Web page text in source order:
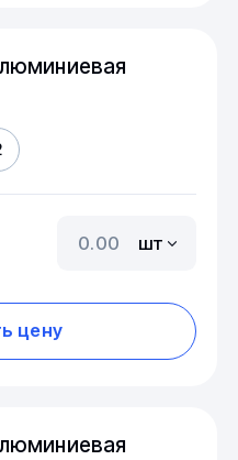
шт
цену